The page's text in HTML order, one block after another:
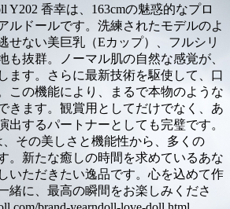
Y202 香幸は、163cmの魅惑的なプロ
ルドールです。洗練されたモデルのよ
せない美巨乳（Eカップ）、フルシリ
も抜群。ノーマル肌の自然な感覚が、
ます。さらに最新技術を駆使して、口
この機能により、まるで本物のような
きます。観賞用としてだけでなく、あ
出するパートナーとしても完璧です。
、その美しさと機能性から、多くの
。新たな癒しの時間を求めているあな
いただきたい逸品です。心を込めて作
緒に、最高の瞬間をお楽しみくださ